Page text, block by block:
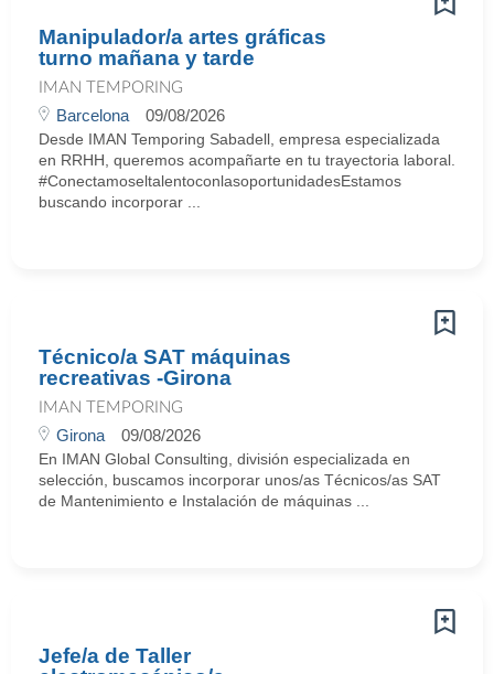
Manipulador/a artes gráficas
turno mañana y tarde
IMAN TEMPORING
Barcelona 09/08/2026
Desde IMAN Temporing Sabadell, empresa especializada
en RRHH, queremos acompañarte en tu trayectoria laboral.
#ConectamoseltalentoconlasoportunidadesEstamos
buscando incorporar ...
Técnico/a SAT máquinas
recreativas -Girona
IMAN TEMPORING
Girona 09/08/2026
En IMAN Global Consulting, división especializada en
selección, buscamos incorporar unos/as Técnicos/as SAT
de Mantenimiento e Instalación de máquinas ...
Jefe/a de Taller